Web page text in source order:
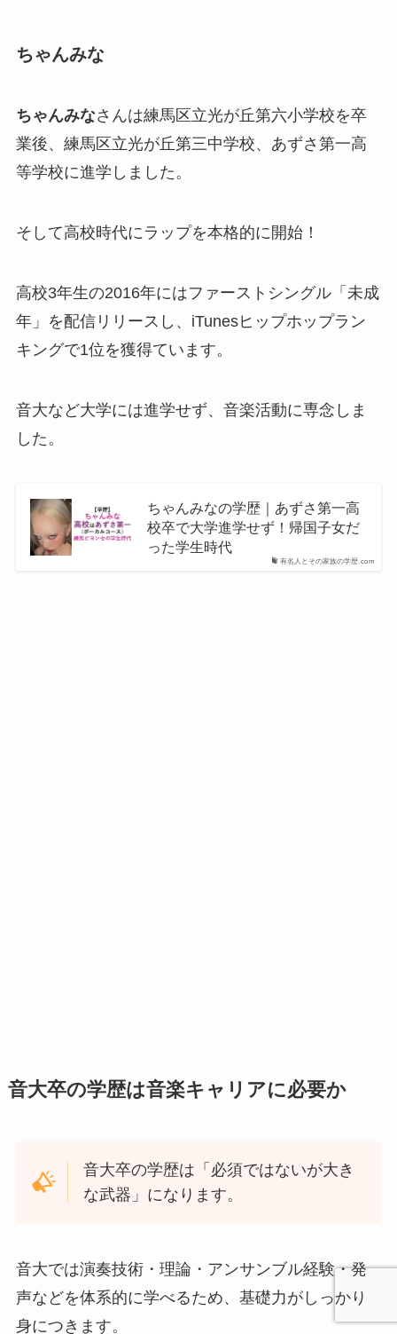
ちゃんみな
ちゃんみなさんは練馬区立光が丘第六小学校を卒
業後、練馬区立光が丘第三中学校、あずさ第一高
等学校に進学しました。
そして高校時代にラップを本格的に開始！
高校3年生の2016年にはファーストシングル「未成
年」を配信リリースし、iTunesヒップホップラン
キングで1位を獲得ています。
音大など大学には進学せず、音楽活動に専念しま
した。
有名人とその家族の学歴.com
ちゃんみなの学歴｜あずさ第一高
校卒で大学進学せず！帰国子女だ
った学生時代
音大卒の学歴は音楽キャリアに必要か
音大卒の学歴は「必須ではないが大き
な武器」になります。
音大では演奏技術・理論・アンサンブル経験・発
声などを体系的に学べるため、基礎力がしっかり
身につきます。